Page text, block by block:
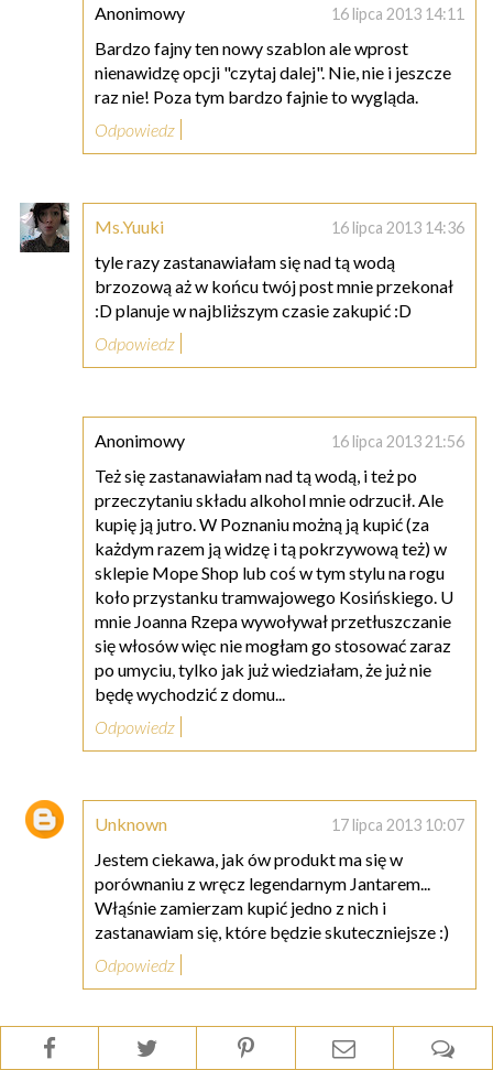
Anonimowy 16 lipca 2013 14:11
Bardzo fajny ten nowy szablon ale wprost
nienawidzę opcji "czytaj dalej". Nie, nie i jeszcze
raz nie! Poza tym bardzo fajnie to wygląda.
Odpowiedz
Ms.Yuuki 16 lipca 2013 14:36
tyle razy zastanawiałam się nad tą wodą
brzozową aż w końcu twój post mnie przekonał
:D planuje w najbliższym czasie zakupić :D
Odpowiedz
Anonimowy 16 lipca 2013 21:56
Też się zastanawiałam nad tą wodą, i też po
przeczytaniu składu alkohol mnie odrzucił. Ale
kupię ją jutro. W Poznaniu możną ją kupić (za
każdym razem ją widzę i tą pokrzywową też) w
sklepie Mope Shop lub coś w tym stylu na rogu
koło przystanku tramwajowego Kosińskiego. U
mnie Joanna Rzepa wywoływał przetłuszczanie
się włosów więc nie mogłam go stosować zaraz
po umyciu, tylko jak już wiedziałam, że już nie
będę wychodzić z domu...
Odpowiedz
Unknown 17 lipca 2013 10:07
Jestem ciekawa, jak ów produkt ma się w
porównaniu z wręcz legendarnym Jantarem...
Włąśnie zamierzam kupić jedno z nich i
zastanawiam się, które będzie skuteczniejsze :)
Odpowiedz
Anonimowy 17 lipca 2013 11:40